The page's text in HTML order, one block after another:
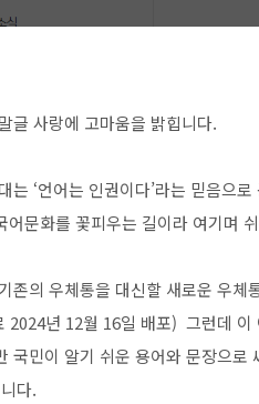
글 사랑에 고마움을 밝힙니다.
는 ‘언어는 인권이다’라는 믿음으
어문화를 꽃피우는 길이라 여기며
존의 우체통을 대신할 새로운 우체
2024년 12월 16일 배포) 그런데
국민이 알기 쉬운 용어와 문장으
다.